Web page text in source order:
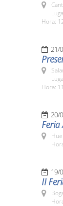
Hora:
21/
Hora:
20/
19/
II